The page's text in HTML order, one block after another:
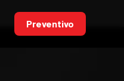
Preventivo